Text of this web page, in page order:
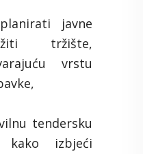
javne
tržište,
vrstu
tendersku
kako izbjeći